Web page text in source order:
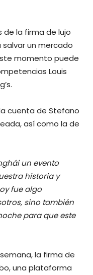
de la firma de lujo
salvar un mercado
momento puede
Louis
cuenta de Stefano
así como la de
un evento
historia y
fue algo
sino también
para que este
la firma de
una plataforma